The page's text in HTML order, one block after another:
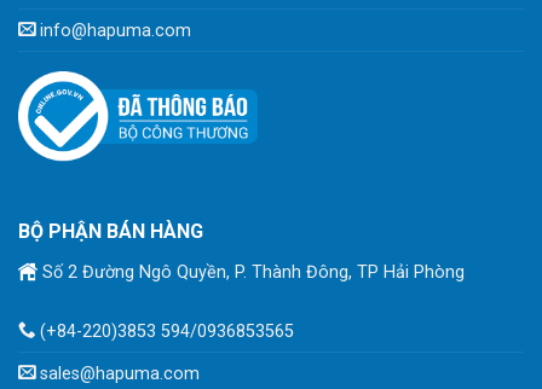
info@hapuma.com
BỘ PHẬN BÁN HÀNG
Số 2 Đường Ngô Quyền, P. Thành Đông, TP Hải Phòng
(+84-220)3853 594/0936853565
sales@hapuma.com